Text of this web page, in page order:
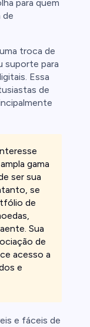
para quem
de
troca de
suporte para
Essa
de
gama
ser sua
se
de
Sua
de
acesso a
e
e fáceis de